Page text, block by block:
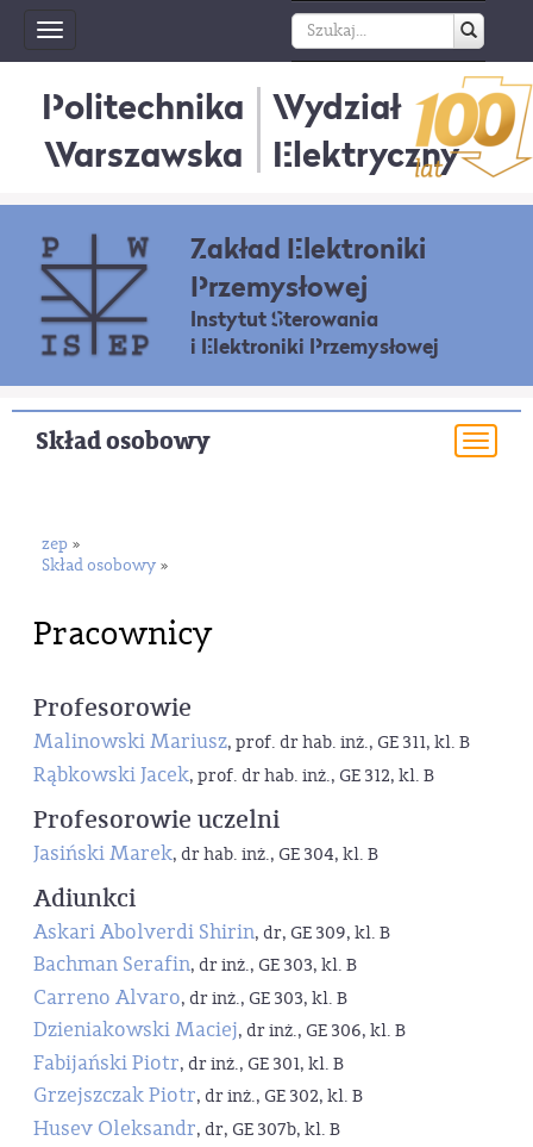
Toggle
navigation
Politechnika
Warszawska
Wydział
Elektryczny
Zakład Elektroniki
Przemysłowej
Instytut Sterowania
i Elektroniki Przemysłowej
Skład osobowy
zep »
Skład osobowy »
Pracownicy
Profesorowie
Malinowski Mariusz, prof. dr hab. inż., GE 311, kl. B
Rąbkowski Jacek, prof. dr hab. inż., GE 312, kl. B
Profesorowie uczelni
Jasiński Marek, dr hab. inż., GE 304, kl. B
Adiunkci
Askari Abolverdi Shirin, dr, GE 309, kl. B
Bachman Serafin, dr inż., GE 303, kl. B
Carreno Alvaro, dr inż., GE 303, kl. B
Dzieniakowski Maciej, dr inż., GE 306, kl. B
Fabijański Piotr, dr inż., GE 301, kl. B
Grzejszczak Piotr, dr inż., GE 302, kl. B
Husev Oleksandr, dr, GE 307b, kl. B